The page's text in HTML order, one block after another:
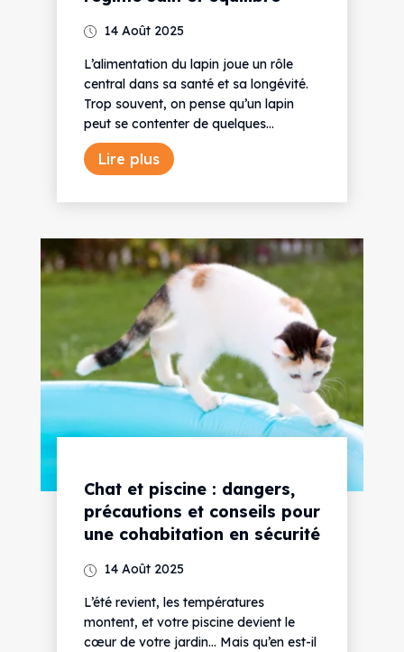
14 Août 2025
L’alimentation du lapin joue un rôle
central dans sa santé et sa longévité.
Trop souvent, on pense qu’un lapin
peut se contenter de quelques...
Lire plus
Chat et piscine : dangers,
précautions et conseils pour
une cohabitation en sécurité
14 Août 2025
L’été revient, les températures
montent, et votre piscine devient le
cœur de votre jardin… Mais qu’en est-il